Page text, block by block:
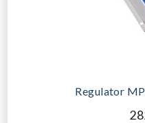
Regulator